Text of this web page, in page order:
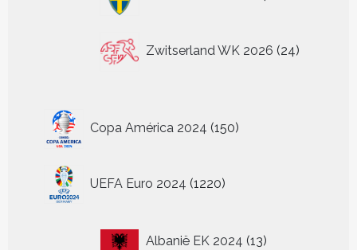
producten
Zwitserland WK 2026 24
producten
Copa América 2024 150
producten
UEFA Euro 2024 1220
producten
Albanië EK 2024 1313